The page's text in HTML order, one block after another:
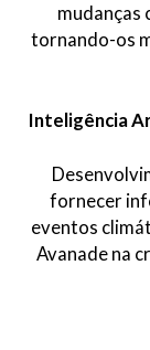
mudanças
tornando-os
Inteligência
fornecer
eventos
Avanade na